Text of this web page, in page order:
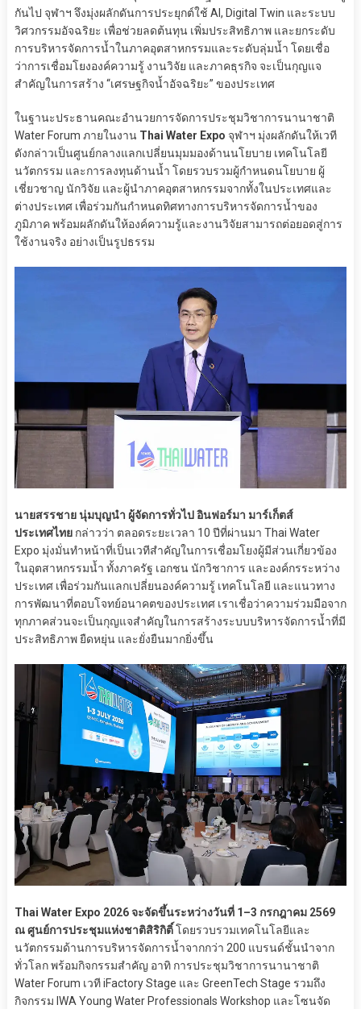
กันไป จุฬาฯ จึงมุ่งผลักดันการประยุกต์ใช้ AI, Digital Twin และระบบ
วิศวกรรมอัจฉริยะ เพื่อช่วยลดต้นทุน เพิ่มประสิทธิภาพ และยกระดับ
การบริหารจัดการน้ำในภาคอุตสาหกรรมและระดับลุ่มน้ำ โดยเชื่อ
ว่าการเชื่อมโยงองค์ความรู้ งานวิจัย และภาคธุรกิจ จะเป็นกุญแจ
สำคัญในการสร้าง “เศรษฐกิจน้ำอัจฉริยะ” ของประเทศ
ในฐานะประธานคณะอำนวยการจัดการประชุมวิชาการนานาชาติ
Water Forum ภายในงาน Thai Water Expo จุฬาฯ มุ่งผลักดันให้เวที
ดังกล่าวเป็นศูนย์กลางแลกเปลี่ยนมุมมองด้านนโยบาย เทคโนโลยี
นวัตกรรม และการลงทุนด้านน้ำ โดยรวบรวมผู้กำหนดนโยบาย ผู้
เชี่ยวชาญ นักวิจัย และผู้นำภาคอุตสาหกรรมจากทั้งในประเทศและ
ต่างประเทศ เพื่อร่วมกันกำหนดทิศทางการบริหารจัดการน้ำของ
ภูมิภาค พร้อมผลักดันให้องค์ความรู้และงานวิจัยสามารถต่อยอดสู่การ
ใช้งานจริง อย่างเป็นรูปธรรม
นายสรรชาย นุ่มบุญนำ ผู้จัดการทั่วไป อินฟอร์มา มาร์เก็ตส์
ประเทศไทย กล่าวว่า ตลอดระยะเวลา 10 ปีที่ผ่านมา Thai Water
Expo มุ่งมั่นทำหน้าที่เป็นเวทีสำคัญในการเชื่อมโยงผู้มีส่วนเกี่ยวข้อง
ในอุตสาหกรรมน้ำ ทั้งภาครัฐ เอกชน นักวิชาการ และองค์กรระหว่าง
ประเทศ เพื่อร่วมกันแลกเปลี่ยนองค์ความรู้ เทคโนโลยี และแนวทาง
การพัฒนาที่ตอบโจทย์อนาคตของประเทศ เราเชื่อว่าความร่วมมือจาก
ทุกภาคส่วนจะเป็นกุญแจสำคัญในการสร้างระบบบริหารจัดการน้ำที่มี
ประสิทธิภาพ ยืดหยุ่น และยั่งยืนมากยิ่งขึ้น
Thai Water Expo 2026 จะจัดขึ้นระหว่างวันที่ 1–3 กรกฎาคม 2569
ณ ศูนย์การประชุมแห่งชาติสิริกิติ์โดยรวบรวมเทคโนโลยีและ
นวัตกรรมด้านการบริหารจัดการน้ำจากกว่า 200 แบรนด์ชั้นนำจาก
ทั่วโลก พร้อมกิจกรรมสำคัญ อาทิ การประชุมวิชาการนานาชาติ
Water Forum เวที iFactory Stage และ GreenTech Stage รวมถึง
กิจกรรม IWA Young Water Professionals Workshop และโซนจัด